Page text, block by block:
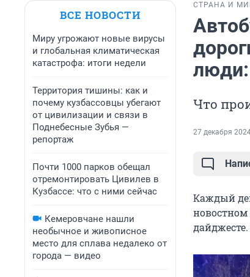
ВСЕ НОВОСТИ
Миру угрожают новые вирусы
и глобальная климатическая
катастрофа: итоги недели
Территория тишины: как и
почему кузбассовцы убегают
от цивилизации и связи в
Поднебесные Зубья —
репортаж
Почти 1000 парков обещал
отремонтировать Цивилев в
Кузбассе: что с ними сейчас
Кемеровчане нашли
необычное и живописное
место для сплава недалеко от
города — видео
СТРАНА И
люди:
Что
27 декабря
Каждый
новостном